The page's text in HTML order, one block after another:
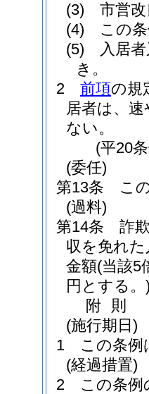
(3)
市営
(4)
この
(5)
入居
き。
2
前項の規
居者は、
ない。
(平20
(委任)
第13条
こ
(過料)
第14条
詐
収を免れ
金額(当該5
円とする。
附 則
(施行期日)
1
この条例
(経過措置)
2
この条例